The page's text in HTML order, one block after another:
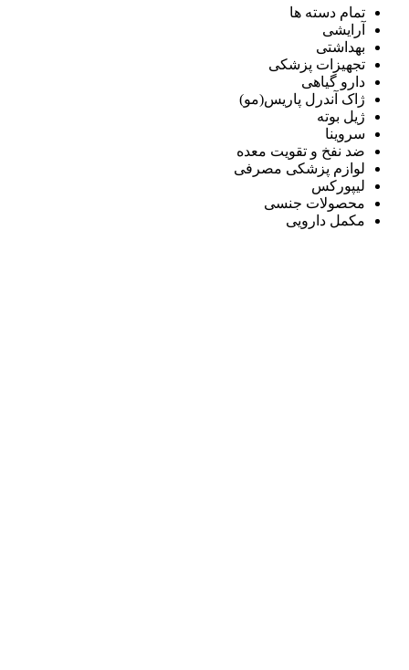
تمام دسته ها
آرایشی
بهداشتی
تجهیزات پزشکی
دارو گیاهی
ژاک آندرل پاریس(مو)
ژیل بوته
سروینا
ضد نفخ و تقویت معده
لوازم پزشکی مصرفی
لیپورکس
محصولات جنسی
مکمل دارویی